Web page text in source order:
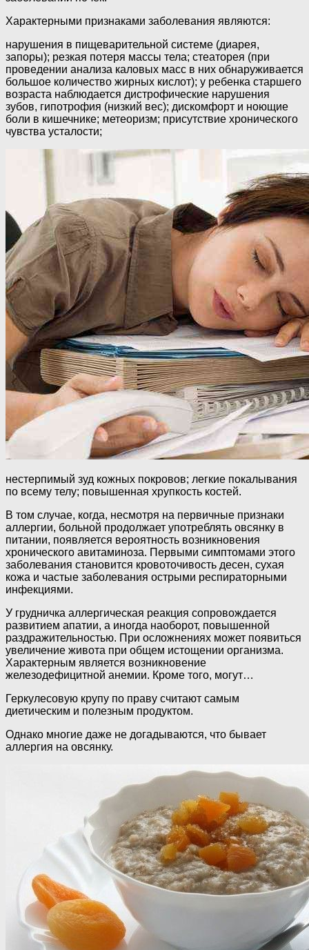
Характерными признаками заболевания являются:
нарушения в пищеварительной системе (диарея,
запоры); резкая потеря массы тела; стеаторея (при
проведении анализа каловых масс в них обнаруживается
большое количество жирных кислот); у ребенка старшего
возраста наблюдается дистрофические нарушения
зубов, гипотрофия (низкий вес); дискомфорт и ноющие
боли в кишечнике; метеоризм; присутствие хронического
чувства усталости;
нестерпимый зуд кожных покровов; легкие покалывания
по всему телу; повышенная хрупкость костей.
В том случае, когда, несмотря на первичные признаки
аллергии, больной продолжает употреблять овсянку в
питании, появляется вероятность возникновения
хронического авитаминоза. Первыми симптомами этого
заболевания становится кровоточивость десен, сухая
кожа и частые заболевания острыми респираторными
инфекциями.
У грудничка аллергическая реакция сопровождается
развитием апатии, а иногда наоборот, повышенной
раздражительностью. При осложнениях может появиться
увеличение живота при общем истощении организма.
Характерным является возникновение
железодефицитной анемии. Кроме того, могут…
Геркулесовую крупу по праву считают самым
диетическим и полезным продуктом.
Однако многие даже не догадываются, что бывает
аллергия на овсянку.